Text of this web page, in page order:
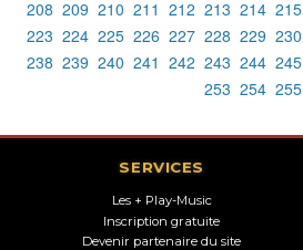
208 209 210 211 212 213 214 215
223 224 225 226 227 228 229 230
238 239 240 241 242 243 244 245
253 254 255
SERVICES
Les + Play-Music
Inscription gratuite
Devenir partenaire du site